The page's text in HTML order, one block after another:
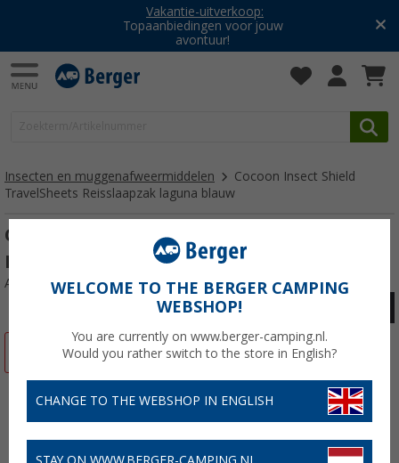
Vakantie-uitverkoop:
Topaanbiedingen voor jouw
avontuur!
Insecten en muggenafweermiddelen
Cocoon Insect Shield
TravelSheets Reisslaapzak laguna blauw
Cocoon Insect Shield TravelSheets
Reisslaapzak laguna blauw
Artikelnr: 456844
-15%
WELCOME TO THE BERGER CAMPING
WEBSHOP!
You are currently on www.berger-camping.nl.
Would you rather switch to the store in English?
CHANGE TO THE WEBSHOP IN ENGLISH
STAY ON WWW.BERGER-CAMPING.NL